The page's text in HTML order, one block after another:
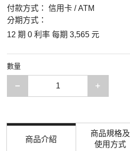
付款方式：
信用卡 / ATM
分期方式：
12 期 0 利率 每期 3,565 元
數量
減少一項
商品介紹
商品規格及
使用方式